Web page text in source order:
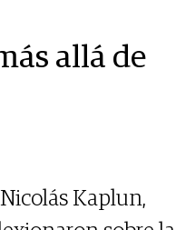
allá de
Kaplun,